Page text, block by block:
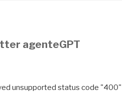
agenteGPT
unsupported status code "400"